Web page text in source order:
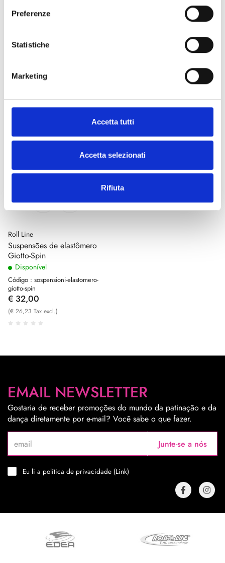
Preferenze
Statistiche
Marketing
Accetta tutti
Accetta selezionati
Rifiuta
matricial
Código : sospensioni-elastomero-
matrix
(€ 26,23 Tax excl.)
Suspensões de elastômero
Código : sospensioni-elastomero-
Nova
Roll Line
Suspensões de elastômero
Giotto-Spin
Disponível
Código : sospensioni-elastomero-
giotto-spin
€ 32,00
(€ 26,23 Tax excl.)
EMAIL NEWSLETTER
Gostaria de receber promoções do mundo da patinação e da
dança diretamente por e-mail? Você sabe o que fazer.
Junte-se a nós
Eu li a política de privacidade (Link)